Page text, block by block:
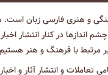
و هنری فارسی زبان
در کنار انتشار
مرتبط با فرهنگ و هنر
تعاملات و انتشار آثار و